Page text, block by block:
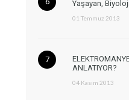
Yaşayan,
01 Temmuz 2013
ANLATIYOR?
04 Kasım 2013